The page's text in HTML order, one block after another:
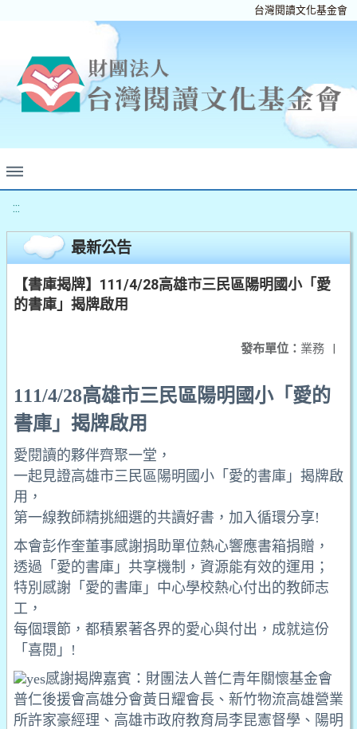
台灣閱讀文化基金會
:::
最新公告
【書庫揭牌】111/4/28高雄市三民區陽明國小「愛
的書庫」揭牌啟用
發布單位： 業務 |
111/4/28高雄市三民區陽明國小「愛的
書庫」揭牌啟用
愛閱讀的夥伴齊聚一堂，
一起見證高雄市三民區陽明國小「愛的書庫」揭牌啟
用，
第一線教師精挑細選的共讀好書，加入循環分享!
本會彭作奎董事感謝捐助單位熱心響應書箱捐贈，
透過「愛的書庫」共享機制，資源能有效的運用；
特別感謝「愛的書庫」中心學校熱心付出的教師志
工，
每個環節，都積累著各界的愛心與付出，成就這份
「喜閱」!
感謝揭牌嘉賓： 財團法人普仁青年關懷基金會
普仁後援會高雄分會黃日耀會長、新竹物流高雄營業
所許家豪經理、高雄市政府教育局李昆憲督學、陽明